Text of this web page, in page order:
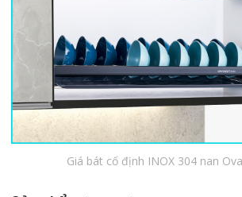
Giá bát cố định INOX 304 nan